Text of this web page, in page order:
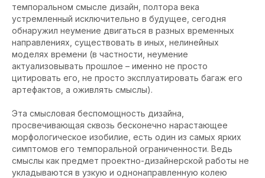
темпоральном смысле дизайн, полтора века
устремленный исключительно в будущее, сегодня
обнаружил неумение двигаться в разных временных
направлениях, существовать в иных, нелинейных
моделях времени (в частности, неумение
актуализовывать прошлое – именно не просто
цитировать его, не просто эксплуатировать багаж его
артефактов, а оживлять смыслы).
Эта смысловая беспомощность дизайна,
просвечивающая сквозь бесконечно нарастающее
морфологическое изобилие, есть один из самых ярких
симптомов его темпоральной ограниченности. Ведь
смыслы как предмет проектно-дизайнерской работы не
укладываются в узкую и однонаправленную колею